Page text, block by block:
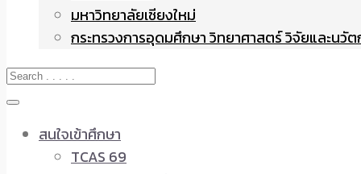
มหาวิทยาลัยเชียงใหม่
กระทรวงการอุดมศึกษา วิทยาศาสตร์ วิจัยและนวั
สนใจเข้าศึกษา
TCAS 69